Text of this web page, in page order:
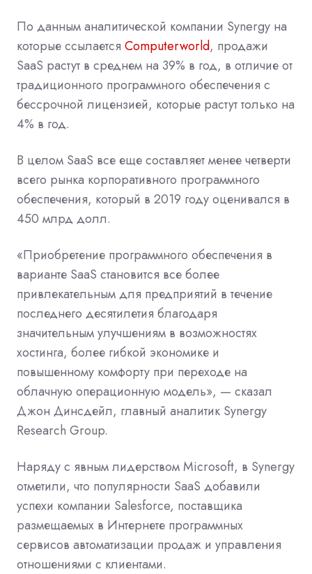
По данным аналитической компании Synergy на
которые ссылается Computerworld, продажи
SaaS растут в среднем на 39% в год, в отличие от
традиционного программного обеспечения с
бессрочной лицензией, которые растут только на
4% в год.
В целом SaaS все еще составляет менее четверти
всего рынка корпоративного программного
обеспечения, который в 2019 году оценивался в
450 млрд долл.
«Приобретение программного обеспечения в
варианте SaaS становится все более
привлекательным для предприятий в течение
последнего десятилетия благодаря
значительным улучшениям в возможностях
хостинга, более гибкой экономике и
повышенному комфорту при переходе на
облачную операционную модель», — сказал
Джон Динсдейл, главный аналитик Synergy
Research Group.
Наряду с явным лидерством Microsoft, в Synergy
отметили, что популярности SaaS добавили
успехи компании Salesforce, поставщика
размещаемых в Интернете программных
сервисов автоматизации продаж и управления
отношениями с клиентами.